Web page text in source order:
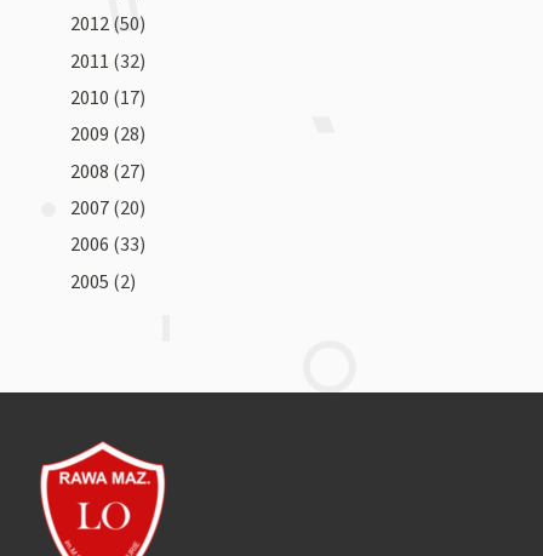
2012 (50)
2011 (32)
2010 (17)
2009 (28)
2008 (27)
2007 (20)
2006 (33)
2005 (2)